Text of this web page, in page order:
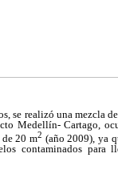
se realizó una mezcla
Medellín- Cartago,
20 m2 (año 2009), ya
contaminados para